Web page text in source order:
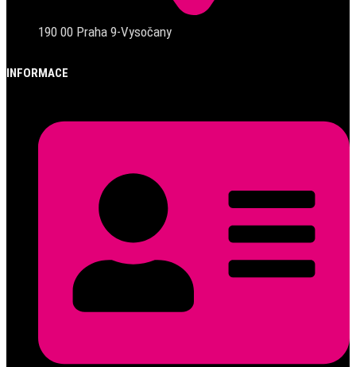
190 00 Praha 9-Vysočany
INFORMACE